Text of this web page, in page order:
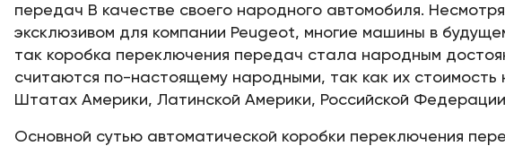
передач В качестве своего народного автомобиля.
эксклюзивом для компании Peugeot, многие машины в
так коробка переключения передач стала народным
считаются по-настоящему народными, так как их
Штатах Америки, Латинской Америки, Российской
Основной сутью автоматической коробки переключения